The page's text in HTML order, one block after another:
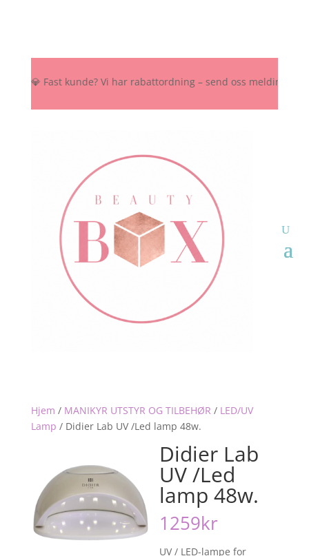
💎 Fast kunde? Vi har rabattordning – send oss melding her,
Hjem / MANIKYR UTSTYR OG TILBEHØR / LED/UV
Lamp / Didier Lab UV /Led lamp 48w.
Didier Lab
UV /Led
lamp 48w.
1259kr
UV / LED-lampe for